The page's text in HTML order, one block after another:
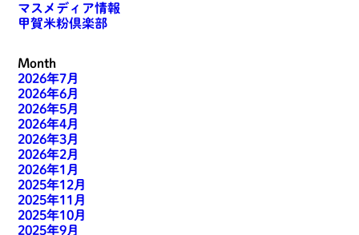
マスメディア情報
甲賀米粉倶楽部
Month
2026年7月
2026年6月
2026年5月
2026年4月
2026年3月
2026年2月
2026年1月
2025年12月
2025年11月
2025年10月
2025年9月